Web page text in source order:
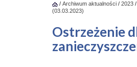
/ Archiwum aktualności / 2023 /
(03.03.2023)
Ostrzeżenie